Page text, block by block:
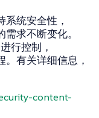
统安全性，
求不断变化。
行控制，
有关详细信息，
content-